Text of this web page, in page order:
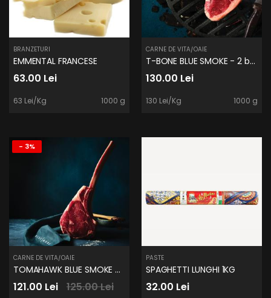
BRANZETURI
EMMENTAL FRANCESE
63.00 Lei
63 Lei/Kg 1000 g
CARNE DE VITA/OAIE
T-BONE BLUE SMOKE - 2 buc/cutie
130.00 Lei
130 Lei/Kg 1000 g
- 3%
CARNE DE VITA/OAIE
TOMAHAWK BLUE SMOKE - 2buc/cutie
121.00 Lei 125.00 Lei
PASTE
SPAGHETTI LUNGHI 1KG
32.00 Lei